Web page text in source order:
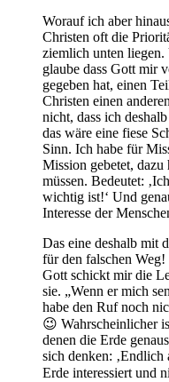
Worauf ich aber
Christen oft die
ziemlich unten
glaube dass Gott mir
gegeben hat, einen
Christen einen
nicht, dass ich
das wäre eine fiese
Sinn. Ich habe für
Mission gebetet, dazu
müssen. Bedeutet:
wichtig ist!‘ Und
Interesse der
Das eine deshalb mit
für den falschen
Gott schickt mir die
sie. „Wenn er mich
habe den Ruf noch
😉 Wahrscheinlicher
denen die Erde
sich denken:
Erde interessiert und